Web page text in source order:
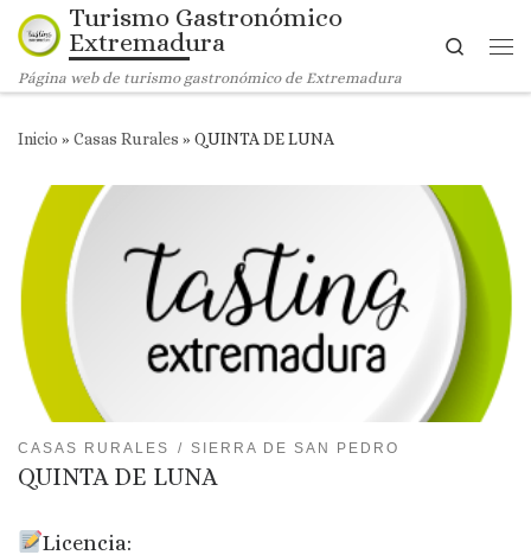
Saltar al contenido
Turismo Gastronómico
Extremadura
Página web de turismo gastronómico de Extremadura
Search
Inicio » Casas Rurales » QUINTA DE LUNA
CASAS RURALES SIERRA DE SAN PEDRO
QUINTA DE LUNA
Licencia: